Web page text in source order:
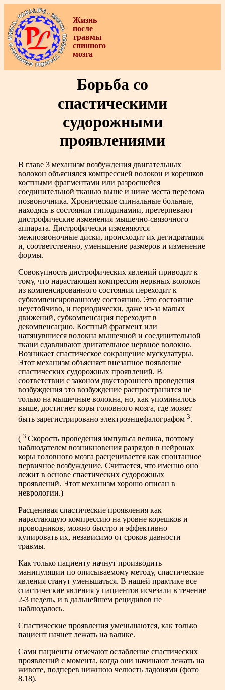
Жизнь
после
травмы
спинного
мозга
Борьба со
спастическими
судорожными
проявлениями
В главе 3 механизм возбуждения двигательных
волокон объяснялся компрессией волокон и корешков
костными фрагментами или разросшейся
соединительной тканью выше и ниже места перелома
позвоночника. Хронические спинальные больные,
находясь в состоянии гиподинамии, претерпевают
дистрофические изменения мышечно-связочного
аппарата. Дистрофически изменяются
межпозвоночные диски, происходит их дегидратация
и, соответственно, уменьшение размеров и изменение
формы.
Совокупность дистрофических явлений приводит к
тому, что нарастающая компрессия нервных волокон
из компенсированного состояния переходит к
субкомпенсированному состоянию. Это состояние
неустойчиво, и периодически, даже из-за малых
движений, субкомпенсация переходит в
декомпенсацию. Костный фрагмент или
натянувшиеся волокна мышечной и соединительной
ткани сдавливают двигательное нервное волокно.
Возникает спастическое сокращение мускулатуры.
Этот механизм объясняет внезапное появление
спастических судорожных проявлений. В
соответствии с законом двустороннего проведения
возбуждения это возбуждение распространится не
только на мышечные волокна, но, как упоминалось
выше, достигнет коры головного мозга, где может
быть зарегистрировано электроэнцефалографом 3.
( 3 Скорость проведения импульса велика, поэтому
наблюдателем возникновения разрядов в нейронах
коры головного мозга расценивается как спонтанное
первичное возбуждение. Считается, что именно оно
лежит в основе спастических судорожных
проявлений. Этот механизм хорошо описан в
неврологии.)
Расценивая спастические проявления как
нарастающую компрессию на уровне корешков и
проводников, можно быстро и эффективно
купировать их, независимо от сроков давности
травмы.
Как только пациенту начнут производить
манипуляции по описываемому методу, спастические
явления станут уменьшаться. В нашей практике все
спастические явления у пациентов исчезали в течение
2-3 недель, и в дальнейшем рецидивов не
наблюдалось.
Спастические проявления уменьшаются, как только
пациент начнет лежать на валике.
Сами пациенты отмечают ослабление спастических
проявлений с момента, когда они начинают лежать на
животе, подперев нижнюю челюсть ладонями (фото
8.18).